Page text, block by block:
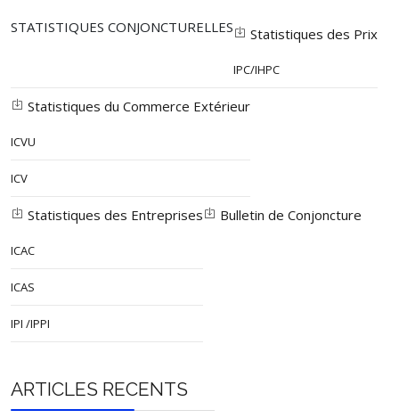
STATISTIQUES CONJONCTURELLES Statistiques des Prix
IPC/IHPC
Statistiques du Commerce Extérieur
ICVU
ICV
Statistiques des Entreprises
ICAC
ICAS
IPI /IPPI
Bulletin de Conjoncture
ARTICLES RECENTS